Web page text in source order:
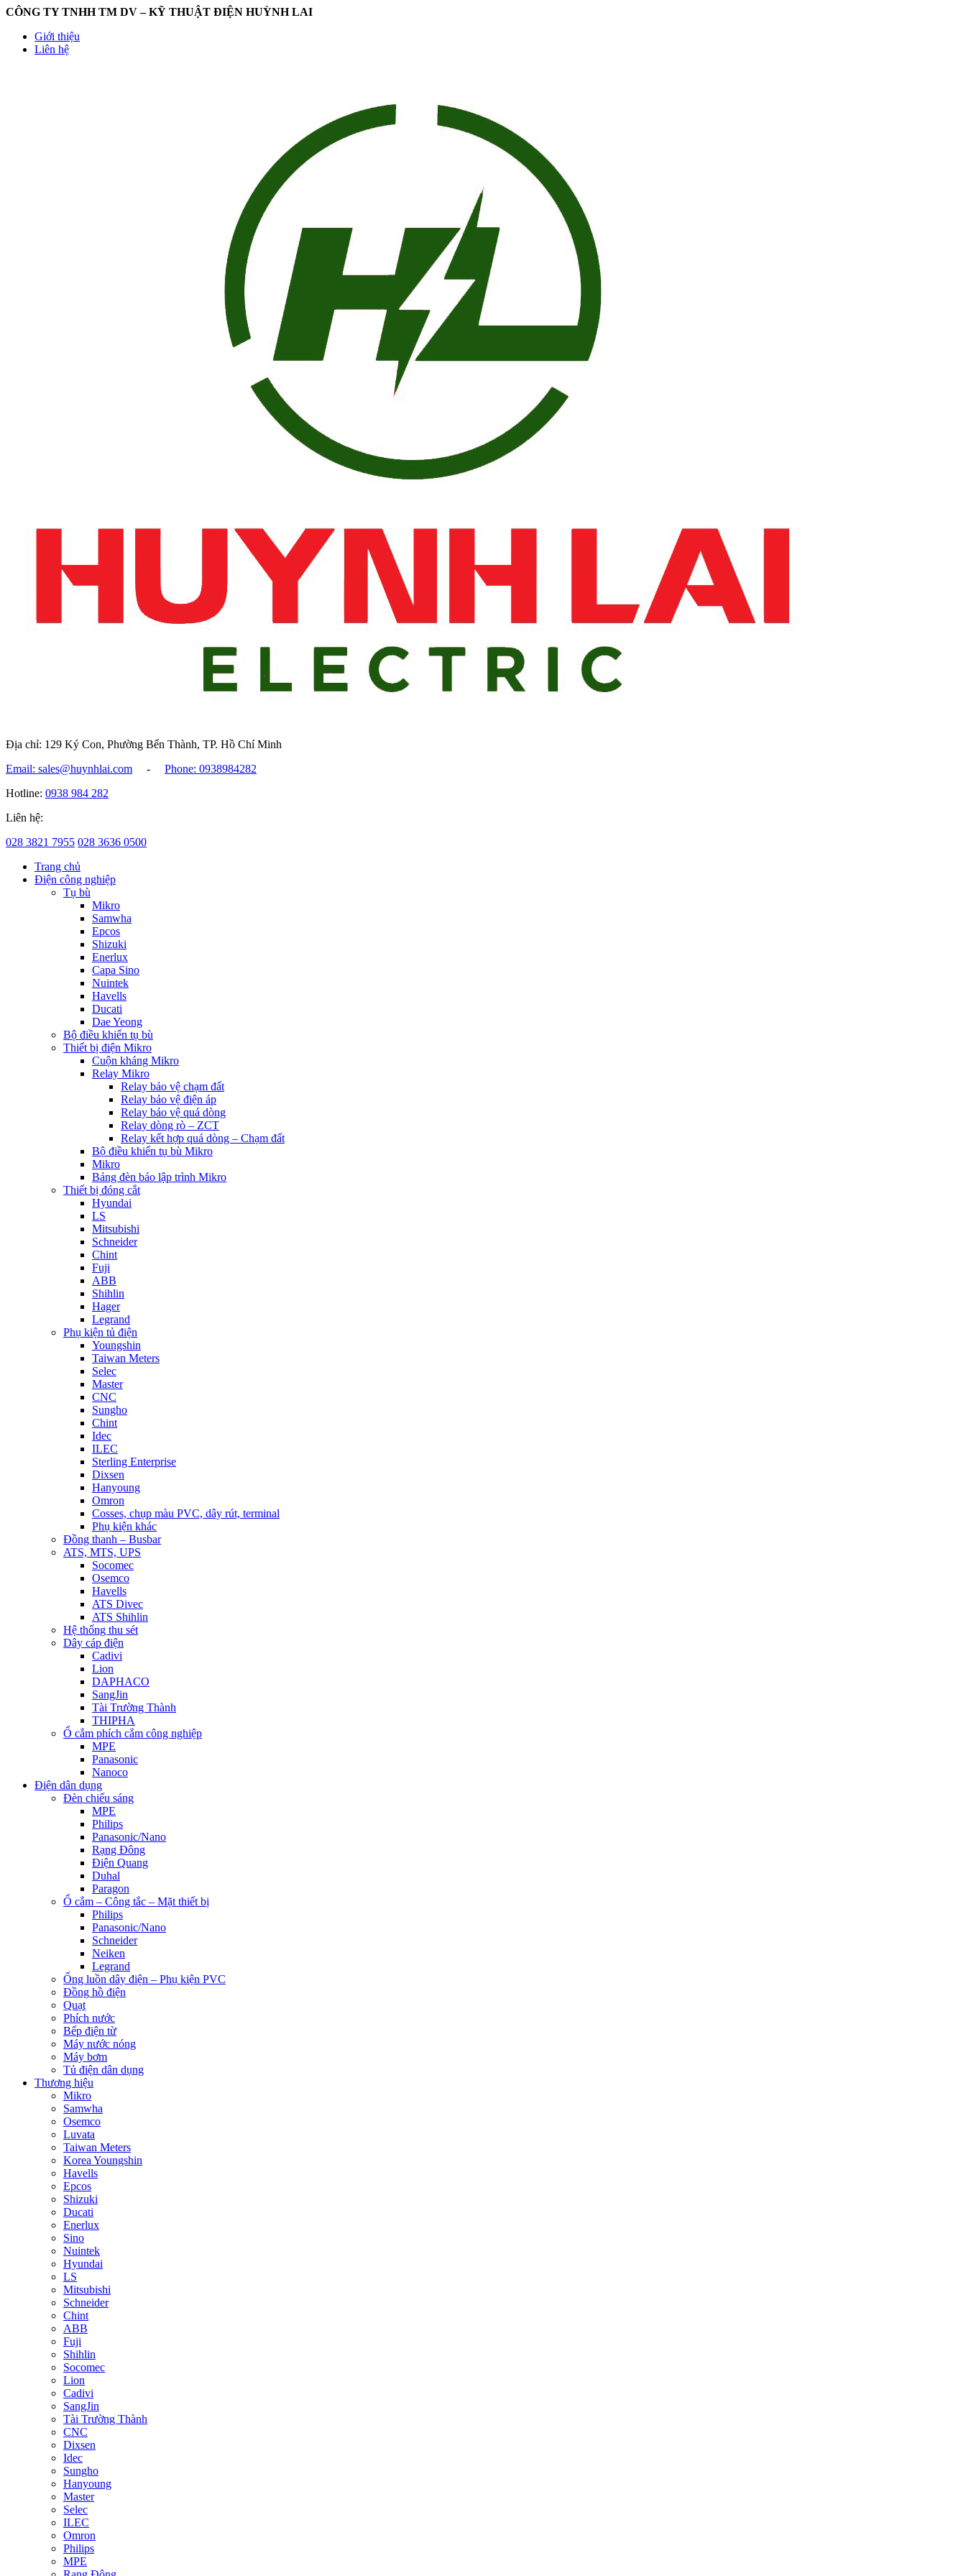
CÔNG TY TNHH TM DV – KỸ THUẬT ĐIỆN HUỲNH LAI
Giới thiệu
Liên hệ
Địa chỉ: 129 Ký Con, Phường Bến Thành, TP. Hồ Chí Minh
Email: sales@huynhlai.com
-
Phone: 0938984282
Hotline: 0938 984 282
Liên hệ:
028 3821 7955 028 3636 0500
Trang chủ
Điện công nghiệp
Tụ bù
Mikro
Samwha
Epcos
Shizuki
Enerlux
Capa Sino
Nuintek
Havells
Ducati
Dae Yeong
Bộ điều khiển tụ bù
Thiết bị điện Mikro
Cuộn kháng Mikro
Relay Mikro
Relay bảo vệ chạm đất
Relay bảo vệ điện áp
Relay bảo vệ quá dòng
Relay dòng rò – ZCT
Relay kết hợp quá dòng – Chạm đất
Bộ điều khiển tụ bù Mikro
Mikro
Bảng đèn báo lập trình Mikro
Thiết bị đóng cắt
Hyundai
LS
Mitsubishi
Schneider
Chint
Fuji
ABB
Shihlin
Hager
Legrand
Phụ kiện tủ điện
Youngshin
Taiwan Meters
Selec
Master
CNC
Sungho
Chint
Idec
ILEC
Sterling Enterprise
Dixsen
Hanyoung
Omron
Cosses, chụp màu PVC, dây rút, terminal
Phụ kiện khác
Đồng thanh – Busbar
ATS, MTS, UPS
Socomec
Osemco
Havells
ATS Divec
ATS Shihlin
Hệ thống thu sét
Dây cáp điện
Cadivi
Lion
DAPHACO
SangJin
Tài Trường Thành
THIPHA
Ổ cắm phích cắm công nghiệp
MPE
Panasonic
Nanoco
Điện dân dụng
Đèn chiếu sáng
MPE
Philips
Panasonic/Nano
Rạng Đông
Điện Quang
Duhal
Paragon
Ổ cắm – Công tắc – Mặt thiết bị
Philips
Panasonic/Nano
Schneider
Neiken
Legrand
Ống luồn dây điện – Phụ kiện PVC
Đồng hồ điện
Quạt
Phích nước
Bếp điện từ
Máy nước nóng
Máy bơm
Tủ điện dân dụng
Thương hiệu
Mikro
Samwha
Osemco
Luvata
Taiwan Meters
Korea Youngshin
Havells
Epcos
Shizuki
Ducati
Enerlux
Sino
Nuintek
Hyundai
LS
Mitsubishi
Schneider
Chint
ABB
Fuji
Shihlin
Socomec
Lion
Cadivi
SangJin
Tài Trường Thành
CNC
Dixsen
Idec
Sungho
Hanyoung
Master
Selec
ILEC
Omron
Philips
MPE